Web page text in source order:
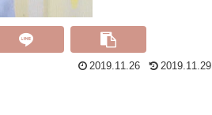
2019.11.26 2019.11.29